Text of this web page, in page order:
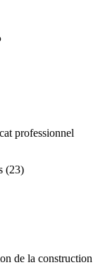
professionnel
(23)
de la construction